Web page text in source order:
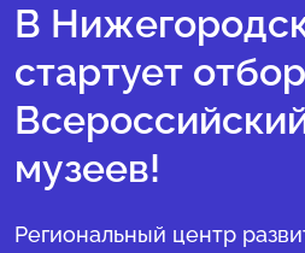
В
стартует
музеев!
Региональный центр